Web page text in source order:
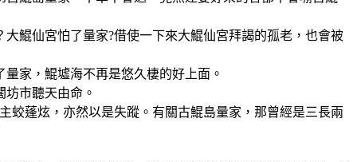
鯤仙宮怕了量家?借使一下來大鯤仙宮拜謁的孤老，也會被
家，鯤墟海不再是悠久棲的好上面。
市聽天由命。
蛟蓬炫，亦然以是失蹤。有關古鯤島量家，那曾經是三長兩